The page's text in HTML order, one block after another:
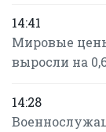
14:41
Мировые
выросли на
14:28